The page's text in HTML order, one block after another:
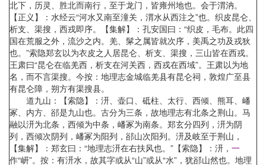
北下，历灵、胜北而南行，至于龙门，皆雍州地也。会于渭汭。
【正义】：水经云“河水又南至潼关，渭水从西注之”也。织皮昆仑、
析支、渠搜，西戎即序。【集解】：孔安国曰：“织皮，毛布。此四
国在荒服之外，流沙之内。羌、髳之属皆就次序，美禹之功及戎狄
也。”索隐郑玄以为衣皮之人居昆仑、析支、渠搜，三山皆在西戎。
王肃曰“昆仑在临羌西，析支在河关西，西戎在西域”。王肃以为地
名，而不言渠搜。今按：地理志金城临羌县有昆仑祠，敦煌广至县
有昆仑障，朔方有渠搜县。
道九山：【索隐】：汧、壶口、砥柱、太行、西倾、熊耳、嶓
冢、内方、郤是九山也。古分为三条，故地理志有北条之荆山。马
融以汧为北条，西倾为中条，嶓冢为南条。郑玄分四列，汧为阴
列，西倾次阴列，嶓冢为阳列，郤山次阳列。汧及岐至于荆山，
【集解】：郑玄曰：“地理志汧在右扶风也。”【索隐】：汧， 一
作“岍”。按：有汧水，故其字或从“山”或从“水”，犹郤山然也。地理